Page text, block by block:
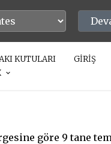
KUTULARI GİRİŞ
göre 9 tane